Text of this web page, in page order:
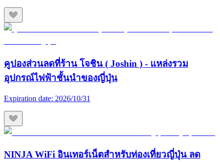
คูปองส่วนลดที่ร้าน โจชิน ( Joshin ) - แหล่งรวม
อุปกรณ์ไฟฟ้าชั้นนำของญี่ปุ่น
Expiration date: 2026/10/31
NINJA WiFi อินเทอร์เน็ตสำหรับท่องเที่ยวญี่ปุ่น ลด